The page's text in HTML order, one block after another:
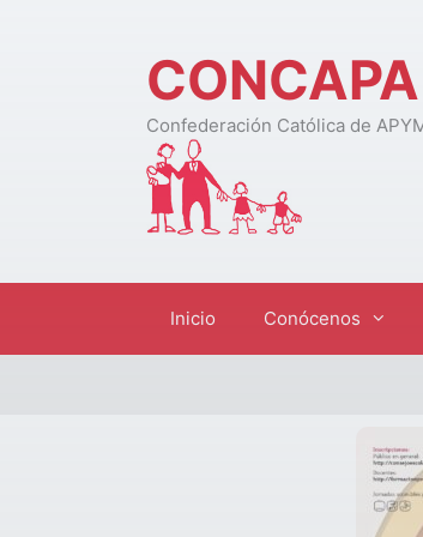
Confederación Católica de
Inicio Conócenos